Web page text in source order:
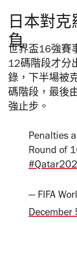
日本對
負
世界盃16強賽
12碼階段才分
錄，下半場被
碼階段，最後
強止步。
Penalties
Round of
— FIFA